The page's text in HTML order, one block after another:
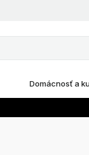
Domácnosť a